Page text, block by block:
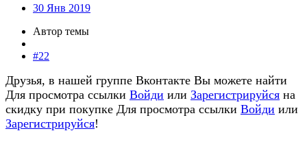
30 Янв 2019
Автор темы
#22
Друзья, в нашей группе Вконтакте Вы можете найти
Для просмотра ссылки Войди или Зарегистрируйся на
скидку при покупке Для просмотра ссылки Войди или
Зарегистрируйся!